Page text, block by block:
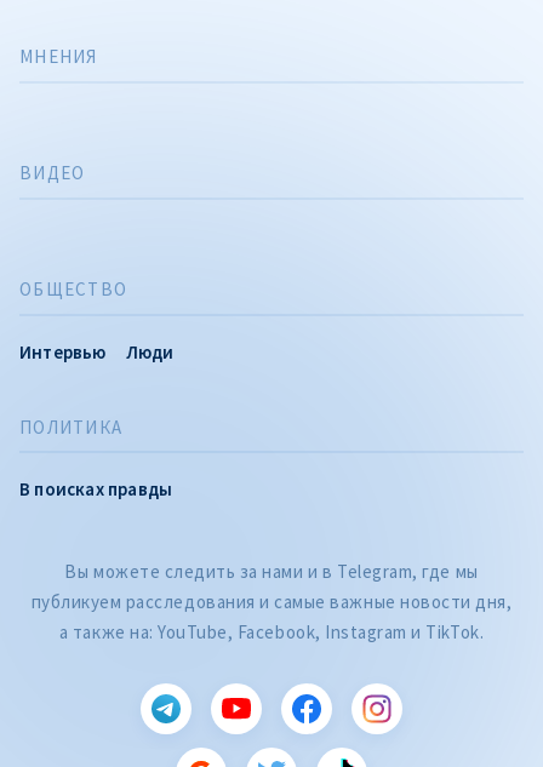
ПОЛИТИКА
В поисках правды
ОБЩЕСТВО
Интервью Люди
МНЕНИЯ
ВИДЕО
Вы можете следить за нами и в Telegram, где мы
публикуем расследования и самые важные новости дня,
а также на: YouTube, Facebook, Instagram и TikTok.